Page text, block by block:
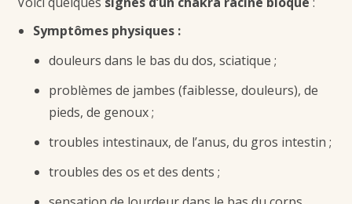
Symptômes physiques :
douleurs dans le bas du dos, sciatique ;
problèmes de jambes (faiblesse, douleurs), de
pieds, de genoux ;
troubles intestinaux, de l’anus, du gros intestin ;
troubles des os et des dents ;